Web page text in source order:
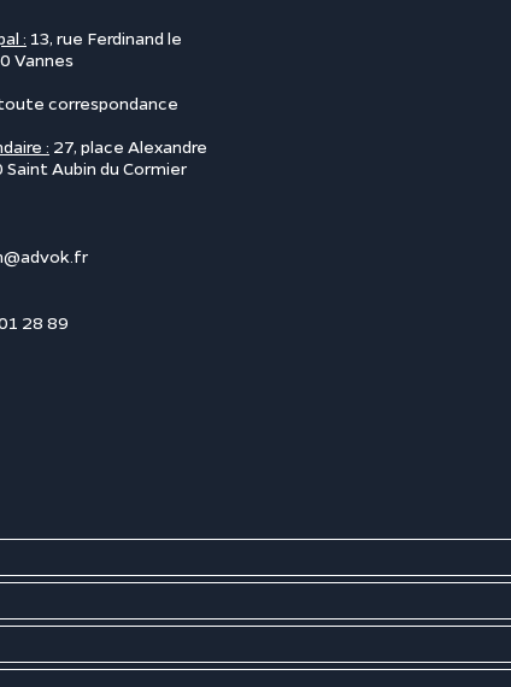
: 13, rue Ferdinand le
Vannes
correspondance
: 27, place Alexandre
Saint Aubin du Cormier
28 89